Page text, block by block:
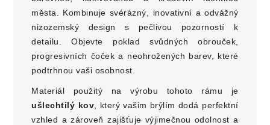
města. Kombinuje svérázný, inovativní a odvážný
nizozemský design s pečlivou pozorností k
detailu. Objevte poklad svůdných obrouček,
progresivních čoček a neohrožených barev, které
podtrhnou vaši osobnost.
Materiál použitý na výrobu tohoto rámu je
ušlechtilý kov , který vašim brýlím dodá perfektní
vzhled a zároveň zajišťuje výjimečnou odolnost a